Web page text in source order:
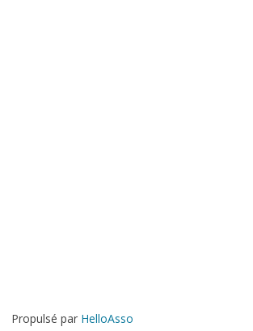
Propulsé par HelloAsso